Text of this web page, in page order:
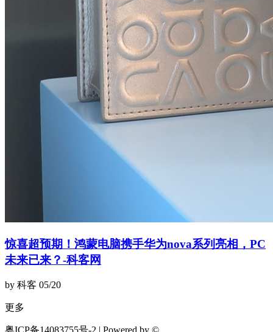
惊喜超预期！鸿蒙电脑携手华为nova系列亮相，PC
未来已来？-科客网
by 科客 05/20
更多